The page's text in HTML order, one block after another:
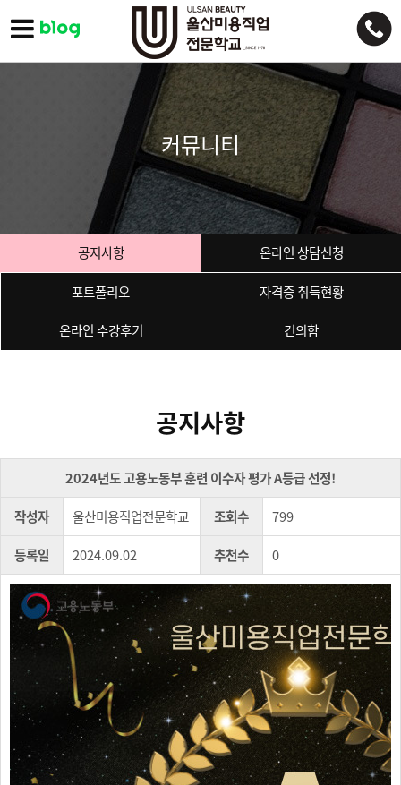
커뮤니티
공지사항
온라인 상담신청
포트폴리오
자격증 취득현황
온라인 수강후기
건의함
공지사항
2024년도 고용노동부 훈련 이수자 평가 A등급 선정!
작성자
울산미용직업전문학교 조회수
799
등록일
2024.09.02 추천수 0